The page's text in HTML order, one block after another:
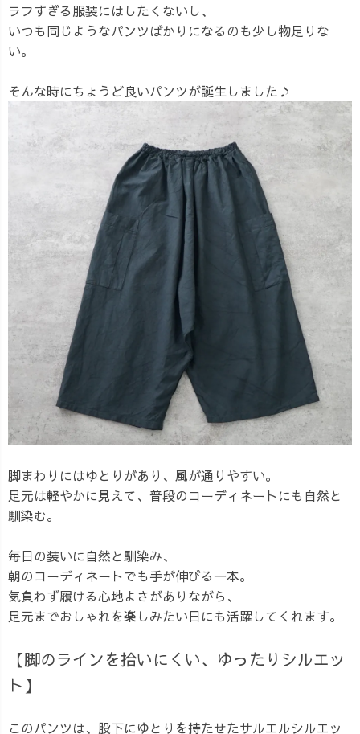
ラフすぎる服装にはしたくないし、
いつも同じようなパンツばかりになるのも少し物足りな
い。
そんな時にちょうど良いパンツが誕生しました♪
脚まわりにはゆとりがあり、風が通りやすい。
足元は軽やかに見えて、普段のコーディネートにも自然と
馴染む。
毎日の装いに自然と馴染み、
朝のコーディネートでも手が伸びる一本。
気負わず履ける心地よさがありながら、
足元までおしゃれを楽しみたい日にも活躍してくれます。
【脚のラインを拾いにくい、ゆったりシルエッ
ト】
このパンツは、股下にゆとりを持たせたサルエルシルエッ